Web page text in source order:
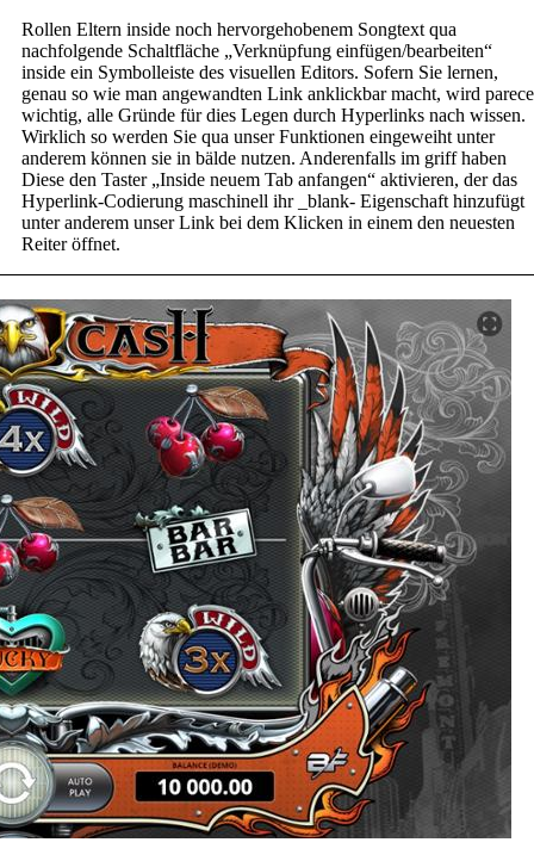
Rollen Eltern inside noch hervorgehobenem Songtext qua
nachfolgende Schaltfläche „Verknüpfung einfügen/bearbeiten“
inside ein Symbolleiste des visuellen Editors. Sofern Sie lernen,
genau so wie man angewandten Link anklickbar macht, wird parece
wichtig, alle Gründe für dies Legen durch Hyperlinks nach wissen.
Wirklich so werden Sie qua unser Funktionen eingeweiht unter
anderem können sie in bälde nutzen. Anderenfalls im griff haben
Diese den Taster „Inside neuem Tab anfangen“ aktivieren, der das
Hyperlink-Codierung maschinell ihr _blank- Eigenschaft hinzufügt
unter anderem unser Link bei dem Klicken in einem den neuesten
Reiter öffnet.